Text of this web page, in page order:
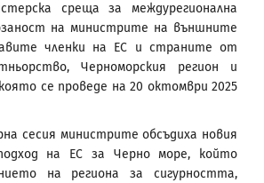
среща за междурегионална
на министрите на външните
членки на ЕС и страните от
Черноморския регион и
се проведе на 20 октомври 2025
сесия министрите обсъдиха новия
на ЕС за Черно море, който
на региона за сигурността,